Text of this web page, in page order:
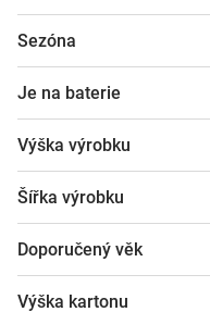
Sezóna
Je na baterie
Výška výrobku
Šířka výrobku
Doporučený věk
Výška kartonu